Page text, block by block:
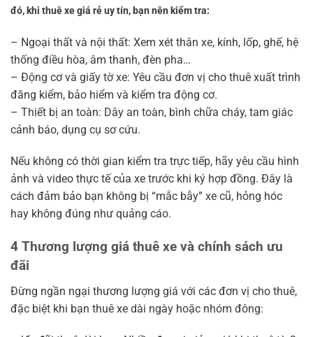
đó, khi thuê xe giá rẻ uy tín, bạn nên kiểm tra:
– Ngoại thất và nội thất: Xem xét thân xe, kính, lốp, ghế, hệ
thống điều hòa, âm thanh, đèn pha…
– Động cơ và giấy tờ xe: Yêu cầu đơn vị cho thuê xuất trình
đăng kiểm, bảo hiểm và kiểm tra động cơ.
– Thiết bị an toàn: Dây an toàn, bình chữa cháy, tam giác
cảnh báo, dụng cụ sơ cứu.
Nếu không có thời gian kiểm tra trực tiếp, hãy yêu cầu hình
ảnh và video thực tế của xe trước khi ký hợp đồng. Đây là
cách đảm bảo bạn không bị “mắc bẫy” xe cũ, hỏng hóc
hay không đúng như quảng cáo.
4 Thương lượng giá thuê xe và chính sách ưu
đãi
Đừng ngần ngại thương lượng giá với các đơn vị cho thuê,
đặc biệt khi bạn thuê xe dài ngày hoặc nhóm đông: